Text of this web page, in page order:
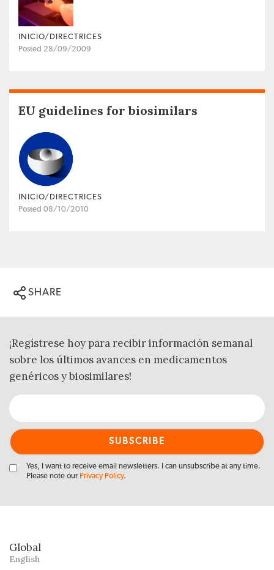
INICIO/DIRECTRICES
Posted 28/09/2009
EU guidelines for biosimilars
INICIO/DIRECTRICES
Posted 08/10/2010
SHARE
¡Regístrese hoy para recibir información semanal
sobre los últimos avances en medicamentos
genéricos y biosimilares!
Yes, I want to receive email newsletters. I can unsubscribe at any time.
Please note our Privacy Policy.
Global
English